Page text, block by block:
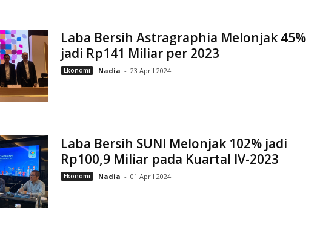
Laba Bersih Astragraphia Melonjak 45%
jadi Rp141 Miliar per 2023
Ekonomi Nadia - 23 April 2024
Laba Bersih SUNI Melonjak 102% jadi
Rp100,9 Miliar pada Kuartal IV-2023
Ekonomi Nadia - 01 April 2024